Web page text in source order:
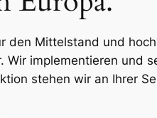
den Mittelstand und
implementieren und
stehen wir an Ihrer